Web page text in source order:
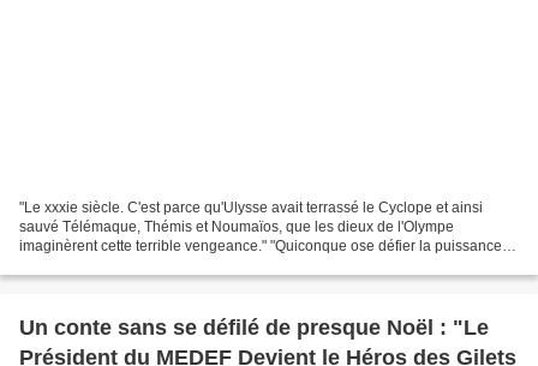
"Le xxxie siècle. C'est parce qu'Ulysse avait terrassé le Cyclope et ainsi
sauvé Télémaque, Thémis et Noumaïos, que les dieux de l'Olympe
imaginèrent cette terrible vengeance." "Quiconque ose défier la puissance
Un conte sans se défilé de presque Noël : "Le
Président du MEDEF Devient le Héros des Gilets